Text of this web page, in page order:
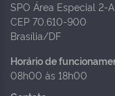
SPO Área Especial 2-A
CEP 70.610-900
Brasília/DF
Horário de
08h00 às 18h00